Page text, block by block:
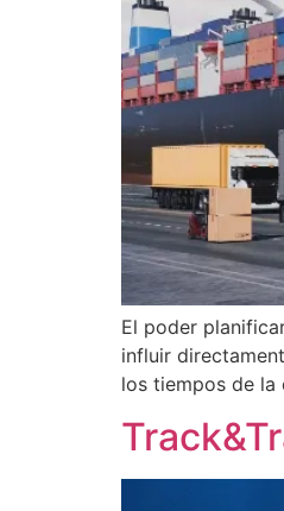
El poder
influir
los tiempos de la